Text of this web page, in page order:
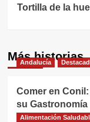
Tortilla de la
Más historias
Andalucía
Comer en
su Gastronomía
Alimentación